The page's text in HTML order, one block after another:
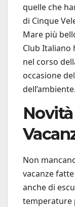
quelle che
di Cinque
Mare più
Club Italiano
nel corso
occasione
dell’ambiente.
Non
vacanze
anche di
temperature